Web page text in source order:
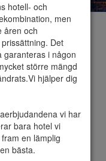
hotell- och
men
åren och
Det
garanteras i någon
större mängd
hjälper dig
vi har
bara hotel vi
en lämplig
bästa.
Staden är
av
Paris utgör